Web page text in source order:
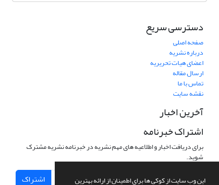
این وب سایت از کوکی ها برای اطمینان از ارائه بهترین
دسترسی سریع
صفحه اصلی
درباره نشریه
اعضای هیات تحریریه
ارسال مقاله
تماس با ما
نقشه سایت
آخرین اخبار
اشتراک خبرنامه
برای دریافت اخبار و اطلاعیه های مهم نشریه در خبرنامه نشریه مشترک
شوید.
اشتراک